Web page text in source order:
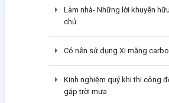
Làm nhà- Những lời khuyên
chủ
Có nên sử dụng Xi măng
Kinh nghiệm quý khi thi công
gặp trời mưa